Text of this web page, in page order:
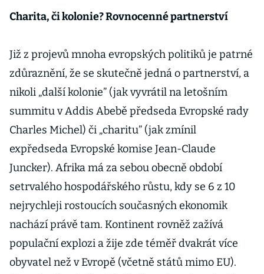
Charita, či kolonie? Rovnocenné partnerství
Již z projevů mnoha evropských politiků je patrné
zdůraznění, že se skutečně jedná o partnerství, a
nikoli „další kolonie” (jak vyvrátil na letošním
summitu v Addis Abebě předseda Evropské rady
Charles Michel) či „charitu” (jak zmínil
expředseda Evropské komise Jean-Claude
Juncker). Afrika má za sebou obecně období
setrvalého hospodářského růstu, kdy se 6 z 10
nejrychleji rostoucích současných ekonomik
nachází právě tam. Kontinent rovněž zažívá
populační explozi a žije zde téměř dvakrát více
obyvatel než v Evropě (včetně států mimo EU).